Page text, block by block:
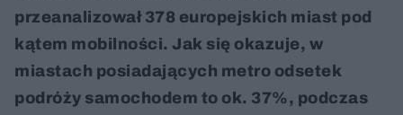
przeanalizował 378 europejskich miast pod
kątem mobilności. Jak się okazuje, w
miastach posiadających metro odsetek
podróży samochodem to ok. 37%, podczas